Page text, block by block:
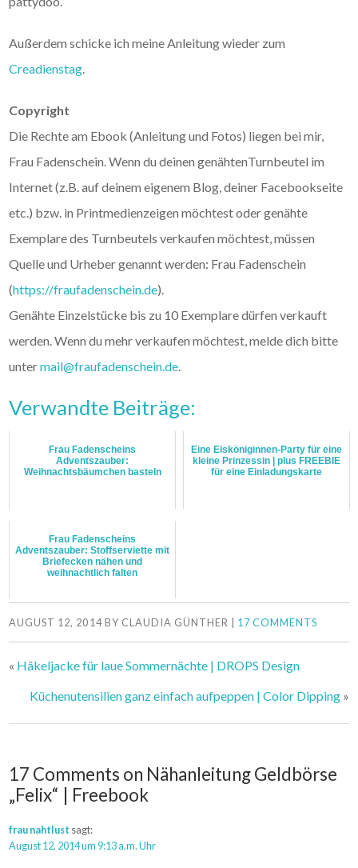
Außerdem schicke ich meine Anleitung wieder zum
Creadienstag
Copyright
Die Rechte am Ebook (Anleitung und Fotos) liegen bei mir,
Frau Fadenschein. Wenn du deinen genähtenTurnbeutel im
Internet (z.B. auf deinem eigenem Blog, deiner Facebookseite
etc.) bzw. in Printmedienzeigen möchtest oder genähte
Exemplare des Turnbeutels verkaufen möchtest, müssen
Quelle und Urheber genannt werden: Frau Fadenschein
(https://fraufadenschein.de).
Genähte Einzelstücke bis zu 10 Exemplare dürfen verkauft
werden. Wenn du mehr verkaufen möchtest, melde dich bitte
untermail@fraufadenschein.de
Verwandte Beiträge:
Frau Fadenscheins
Adventszauber:
Weihnachtsbäumchen basteln
Eine Eisköniginnen-Party für eine
kleine Prinzessin | plus FREEBIE
für eine Einladungskarte
Frau Fadenscheins
Adventszauber: Stoffserviette mit
Briefecken nähen und
weihnachtlich falten
AUGUST 12, 2014BY CLAUDIA GÜNTHER | 17 COMMENTS
« Häkeljacke für laue Sommernächte | DROPS Design
Küchenutensilien ganz einfach aufpeppen | Color Dipping»
17 Comments on Nähanleitung Geldbörse
„Felix“ | Freebook
frau nahtlust sagt:
August 12, 2014 um 9:13 a.m. Uhr